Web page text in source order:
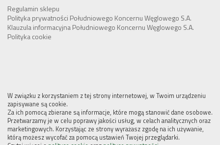
Regulamin sklepu
Polityka prywatności Południowego Koncernu Węglowego S.A.
Klauzula informacyjna Południowego Koncernu Węglowego S.A.
Polityka cookie
W związku z korzystaniem z tej strony internetowej, w Twoim urządzeniu
zapisywane są cookie.
Za ich pomocą zbierane są informacje, które mogą stanowić dane osobowe.
Przetwarzamy je w celu poprawy jakości usług, w celach analitycznych oraz
marketingowych. Korzystając ze strony wyrażasz zgodę na ich używanie,
którą możesz wycofać za pomocą ustawień Twojej przeglądarki.